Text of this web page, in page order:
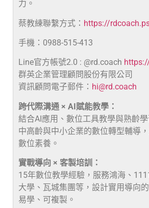
力。
蔡教練聯繫方式： https://
手機：0988-515-413
Line官方帳號2.0 : @rd.coach
群英企業管理顧問股份有限公司
資訊顧問電子郵件： hi@rd.coach
跨代際溝通 × AI賦能教學：
結合AI應用、數位工具教學與熟齡
中高齡與中小企業的數位轉型輔導
數位素養。
實戰導向 × 客製培訓：
15年數位教學經驗，服務鴻海、
大學、瓦城集團等，設計實用導向
易學、可複製。